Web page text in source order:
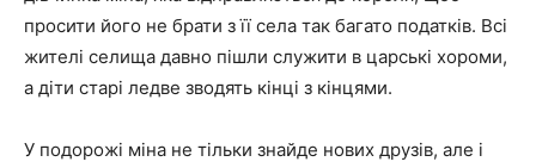
просити його не брати з її села так багато податків. Всі
жителі селища давно пішли служити в царські хороми,
а діти старі ледве зводять кінці з кінцями.
У подорожі міна не тільки знайде нових друзів, але і